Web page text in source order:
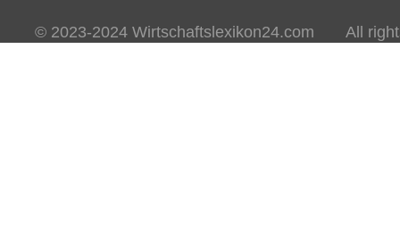
© 2023-2024 Wirtschaftslexikon24.com All